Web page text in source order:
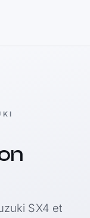
SX4 et